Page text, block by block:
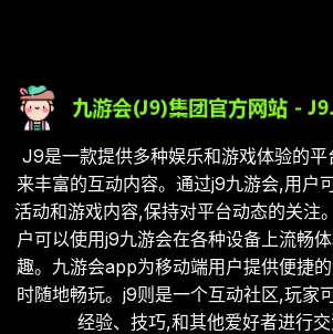
J9是一款提供多种娱乐和游戏体验的
来丰富的互动内容。通过j9九游会,用户
活动和游戏内容,保持对平台动态的关注
户可以使用j9九游会在各种设备上流畅
趣。九游会app为移动端用户提供便捷
时随地畅玩。j9则是一个互动社区,玩家
经验、技巧,和其他爱好者进行交